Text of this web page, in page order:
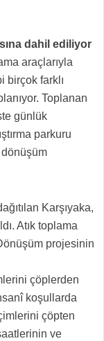
dahil ediliyor
araçlarıyla
birçok farklı
Toplanan
günlük
parkuru
dönüşüm
Karşıyaka,
Atık toplama
projesinin
çöplerden
koşullarda
çöpten
ve